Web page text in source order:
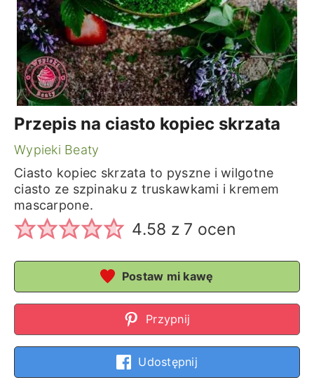
Przepis na ciasto kopiec skrzata
Wypieki Beaty
Ciasto kopiec skrzata to pyszne i wilgotne
ciasto ze szpinaku z truskawkami i kremem
mascarpone.
4.58 z 7 ocen
Postaw mi kawę
Przypnij
Udostępnij